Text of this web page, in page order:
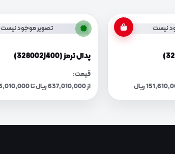
نیست تصویر موجود نیست
پدال ترمز (328002J400)
قیمت:
از 637,010,000 ریال تا 663,010,000 ریال